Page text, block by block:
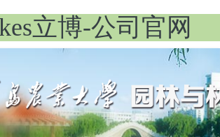
立博-公司官网